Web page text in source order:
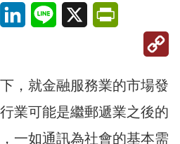
Email LinkedInLine X
，就金融服務業的市場發
業可能是繼郵遞業之後的
一如通訊為社會的基本需